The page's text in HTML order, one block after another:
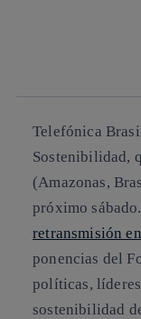
Telefónica
Sostenibilidad,
(Amazonas,
próximo
retransmisión
ponencias del
políticas,
sostenibilidad